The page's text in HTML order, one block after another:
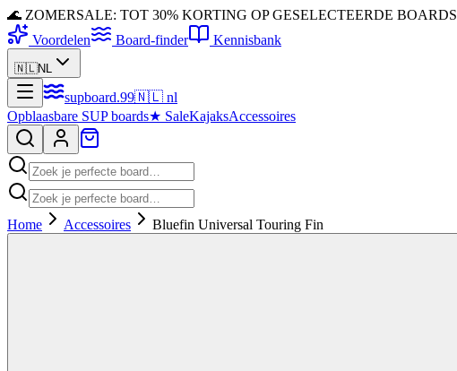
🌊 ZOMERSALE: TOT 30% KORTING OP GESELECTEERDE BOARDS
Voordelen
Board-finder Kennisbank
🇳🇱NL
supboard.99🇳🇱 nl
Opblaasbare SUP boards★ SaleKajaksAccessoires
Home Accessoires Bluefin Universal Touring Fin